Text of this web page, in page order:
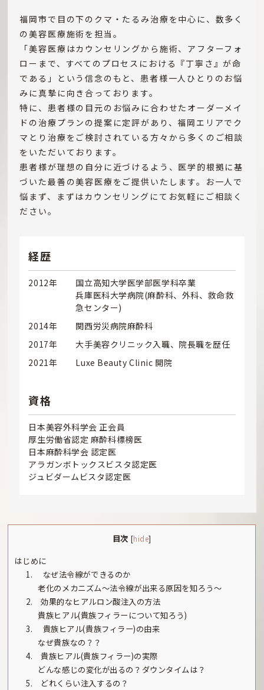
福岡市で目の下のクマ・たるみ治療を中心に、数多く
の美容医療施術を担当。
「美容医療はカウンセリングから施術、アフターフォ
ローまで、すべてのプロセスにおける『丁寧さ』が命
である」という信念のもと、患者様一人ひとりのお悩
みに真摯に向き合っております。
特に、患者様の目元のお悩みに合わせたオーダーメイ
ドの治療プランの提案に定評があり、福岡エリアでク
マとり治療をご検討されている方々から多くのご相談
をいただいております。
患者様が理想の自分に近づけるよう、医学的根拠に基
づいた最善の美容医療をご提供いたします。お一人で
悩まず、まずはカウンセリングにてお気軽にご相談く
ださい。
経歴
2012年
国立高知大学医学部医学科卒業
兵庫医科大学病院(麻酔科、外科、救命救
急センター)
2014年
関西労災病院麻酔科
2017年
大手美容クリニック入職、院長職を歴任
2021年
Luxe Beauty Clinic 開院
資格
日本美容外科学会 正会員
厚生労働省認定 麻酔科標榜医
日本麻酔科学会 認定医
アラガンボトックスビスタ認定医
ジュビダームビスタ認定医
目次 [hide]
はじめに
1. なぜ法令線ができるのか
老化のメカニズム～法令線が出来る原因を知ろう～
2. 効果的なヒアルロン酸注入の方法
貴族ヒアル(貴族フィラーについて知ろう)
3. 貴族ヒアル(貴族フィラー)の由来
なぜ貴族なの？？
4. 貴族ヒアル(貴族フィラー)の実際
どんな感じの変化が出るの？ダウンタイムは？
5. どれくらい注入するの？